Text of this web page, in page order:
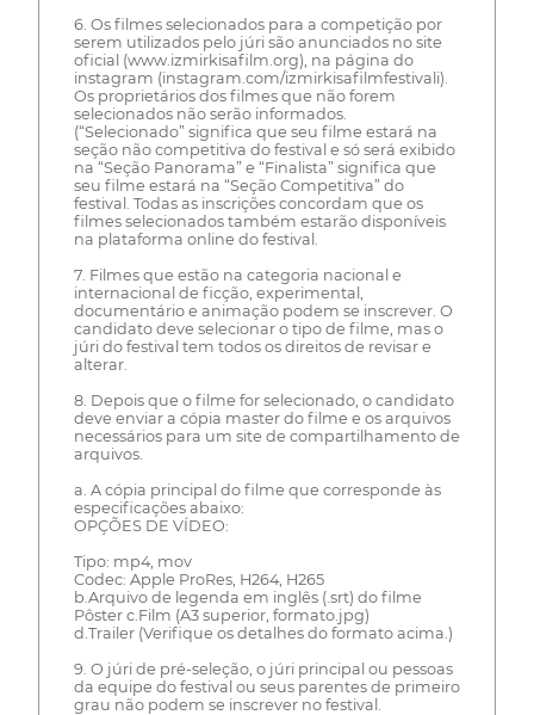
6. Os filmes selecionados para a competição por
serem utilizados pelo júri são anunciados no site
oficial (www.izmirkisafilm.org), na página do
instagram (instagram.com/izmirkisafilmfestivali).
Os proprietários dos filmes que não forem
selecionados não serão informados.
(“Selecionado” significa que seu filme estará na
seção não competitiva do festival e só será exibido
na “Seção Panorama” e “Finalista” significa que
seu filme estará na “Seção Competitiva” do
festival. Todas as inscrições concordam que os
filmes selecionados também estarão disponíveis
na plataforma online do festival.
7. Filmes que estão na categoria nacional e
internacional de ficção, experimental,
documentário e animação podem se inscrever. O
candidato deve selecionar o tipo de filme, mas o
júri do festival tem todos os direitos de revisar e
alterar.
8. Depois que o filme for selecionado, o candidato
deve enviar a cópia master do filme e os arquivos
necessários para um site de compartilhamento de
arquivos.
a. A cópia principal do filme que corresponde às
especificações abaixo:
OPÇÕES DE VÍDEO:
Tipo: mp4, mov
Codec: Apple ProRes, H264, H265
b.Arquivo de legenda em inglês (.srt) do filme
Pôster c.Film (A3 superior, formato.jpg)
d.Trailer (Verifique os detalhes do formato acima.)
9. O júri de pré-seleção, o júri principal ou pessoas
da equipe do festival ou seus parentes de primeiro
grau não podem se inscrever no festival.